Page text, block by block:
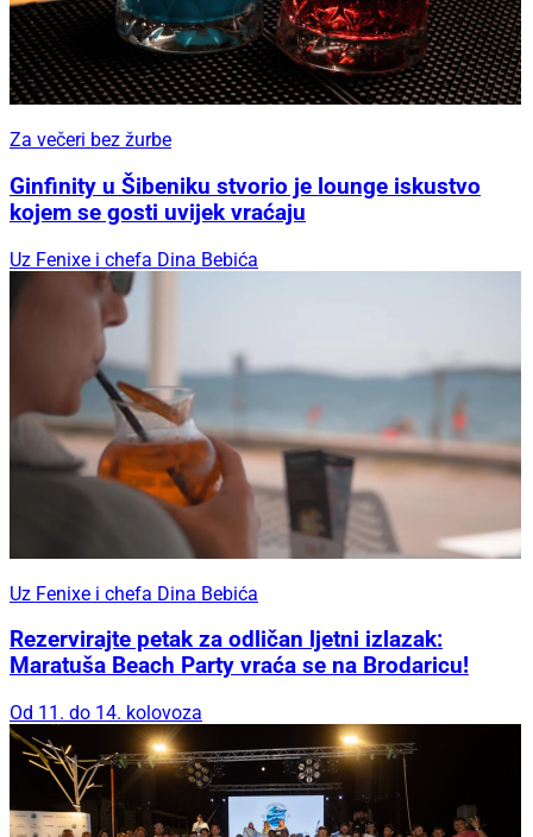
Za večeri bez žurbe
Ginfinity u Šibeniku stvorio je lounge iskustvo
kojem se gosti uvijek vraćaju
Uz Fenixe i chefa Dina Bebića
Uz Fenixe i chefa Dina Bebića
Rezervirajte petak za odličan ljetni izlazak:
Maratuša Beach Party vraća se na Brodaricu!
Od 11. do 14. kolovoza